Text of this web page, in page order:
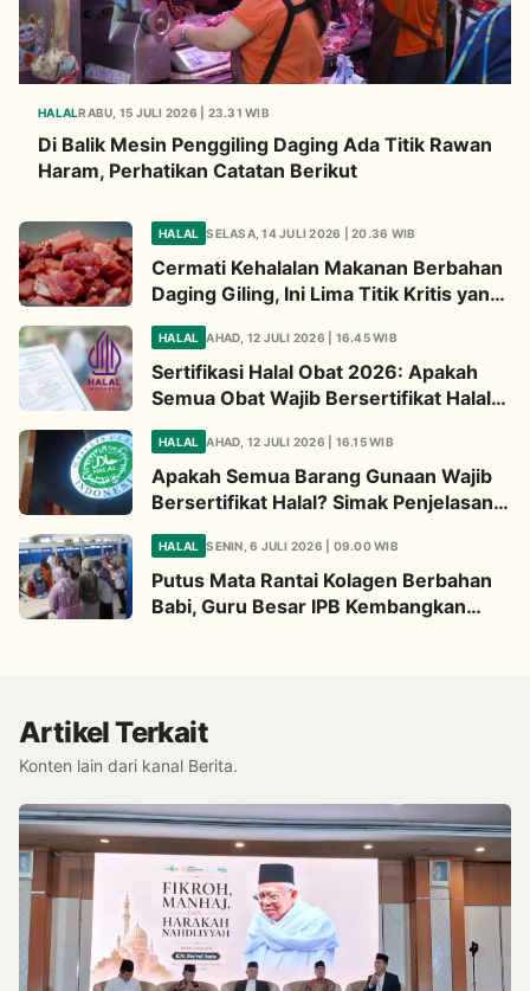
HALALRABU, 15 JULI 2026 | 23.31 WIB
Di Balik Mesin Penggiling Daging Ada Titik Rawan
Haram, Perhatikan Catatan Berikut
HALAL SELASA, 14 JULI 2026 | 20.36 WIB
Cermati Kehalalan Makanan Berbahan
Daging Giling, Ini Lima Titik Kritis yang
Wajib Diperhatikan
HALAL AHAD, 12 JULI 2026 | 16.45 WIB
Sertifikasi Halal Obat 2026: Apakah
Semua Obat Wajib Bersertifikat Halal?
Begini Penjelasannya
HALAL AHAD, 12 JULI 2026 | 16.15 WIB
Apakah Semua Barang Gunaan Wajib
Bersertifikat Halal? Simak Penjelasan
Ini
HALAL SENIN, 6 JULI 2026 | 09.00 WIB
Putus Mata Rantai Kolagen Berbahan
Babi, Guru Besar IPB Kembangkan
Artikel Terkait
Konten lain dari kanal Berita.